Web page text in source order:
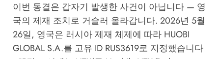
이번 동결은 갑자기 발생한 사건이 아닙니다 — 영
국의 제재 조치로 거슬러 올라갑니다. 2026년 5월
26일, 영국은 러시아 제재 체제에 따라 HUOBI
GLOBAL S.A.를 고유 ID RUS3619로 지정했습니다